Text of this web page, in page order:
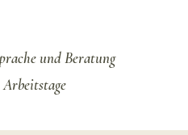
und Beratung